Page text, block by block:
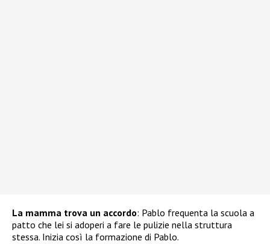
La mamma trova un accordo: Pablo frequenta la scuola a
patto che lei si adoperi a fare le pulizie nella struttura
stessa. Inizia così la formazione di Pablo.